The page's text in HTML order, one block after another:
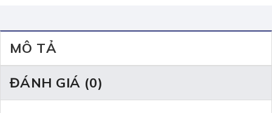
MÔ TẢ
ĐÁNH GIÁ (0)